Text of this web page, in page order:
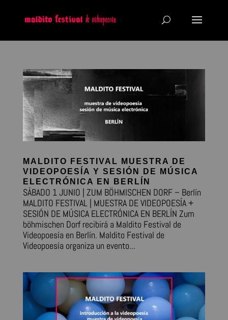
MALDITO FESTIVAL MUESTRA DE
VIDEOPOESÍA Y SESIÓN DE MÚSICA
ELECTRÓNICA EN BERLÍN
SÁBADO 1 JUNIO | ZUM BÖHMISCHEN DORF – Berlín
MALDITO FESTIVAL | MUESTRA DE VIDEOPOESÍA +
SESIÓN DE MÚSICA ELECTRÓNICA EN BERLÍN Zum
böhmischen Dorf recibirá a Maldito Festival de
Videopoesía en Berlín. Maldito Festival de
Videopoesía organiza un evento...